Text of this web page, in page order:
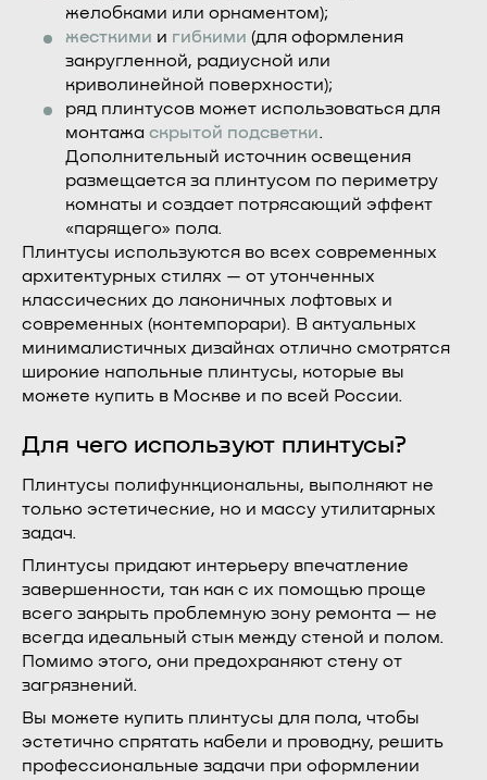
желобками или орнаментом);
жесткими и гибкими (для оформления
закругленной, радиусной или
криволинейной поверхности);
ряд плинтусов может использоваться для
монтажа скрытой подсветки.
Дополнительный источник освещения
размещается за плинтусом по периметру
комнаты и создает потрясающий эффект
«парящего» пола.
Плинтусы используются во всех современных
архитектурных стилях — от утонченных
классических до лаконичных лофтовых и
современных (контемпорари). В актуальных
минималистичных дизайнах отлично смотрятся
широкие напольные плинтусы, которые вы
можете купить в Москве и по всей России.
Для чего используют плинтусы?
Плинтусы полифункциональны, выполняют не
только эстетические, но и массу утилитарных
задач.
Плинтусы придают интерьеру впечатление
завершенности, так как с их помощью проще
всего закрыть проблемную зону ремонта — не
всегда идеальный стык между стеной и полом.
Помимо этого, они предохраняют стену от
загрязнений.
Вы можете купить плинтусы для пола, чтобы
эстетично спрятать кабели и проводку, решить
профессиональные задачи при оформлении